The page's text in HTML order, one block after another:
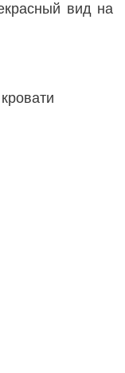
вид на